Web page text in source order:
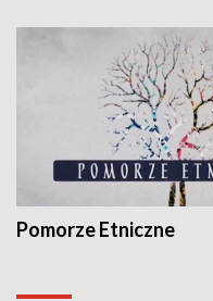
Pomorze Etniczne